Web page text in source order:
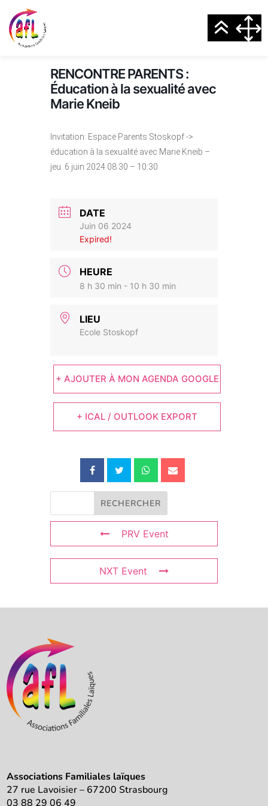
RENCONTRE PARENTS :
Éducation à la sexualité avec
Marie Kneib
Invitation: Espace Parents Stoskopf ->
éducation à la sexualité avec Marie Kneib –
jeu. 6 juin 2024 08:30 – 10:30
DATE
Juin 06 2024
Expired!
HEURE
8 h 30 min - 10 h 30 min
LIEU
Ecole Stoskopf
+ AJOUTER À MON AGENDA GOOGLE
+ ICAL / OUTLOOK EXPORT
PRV Event
NXT Event
Associations Familiales laïques
27 rue Lavoisier – 67200 Strasbourg
03 88 29 06 49